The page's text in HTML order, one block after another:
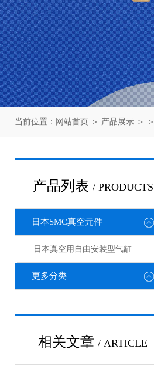
当前位置： 网站首页 ＞ 产品展示 ＞ ＞
产品列表 / PRODUCTS
日本SMC真空元件
日本真空用自由安装型气缸
更多分类
相关文章 / ARTICLE